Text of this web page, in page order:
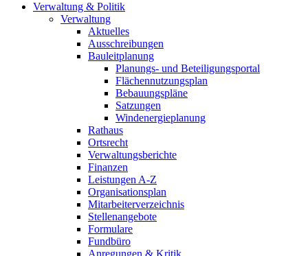
Verwaltung & Politik
Verwaltung
Aktuelles
Ausschreibungen
Bauleitplanung
Planungs- und Beteiligungsportal
Flächennutzungsplan
Bebauungspläne
Satzungen
Windenergieplanung
Rathaus
Ortsrecht
Verwaltungsberichte
Finanzen
Leistungen A-Z
Organisationsplan
Mitarbeiterverzeichnis
Stellenangebote
Formulare
Fundbüro
Anregungen & Kritik